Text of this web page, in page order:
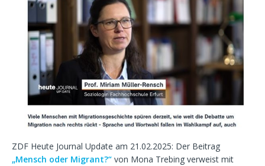
ZDF Heute Journal Update am 21.02.2025: Der Beitrag
„Mensch oder Migrant?“ von Mona Trebing verweist mit